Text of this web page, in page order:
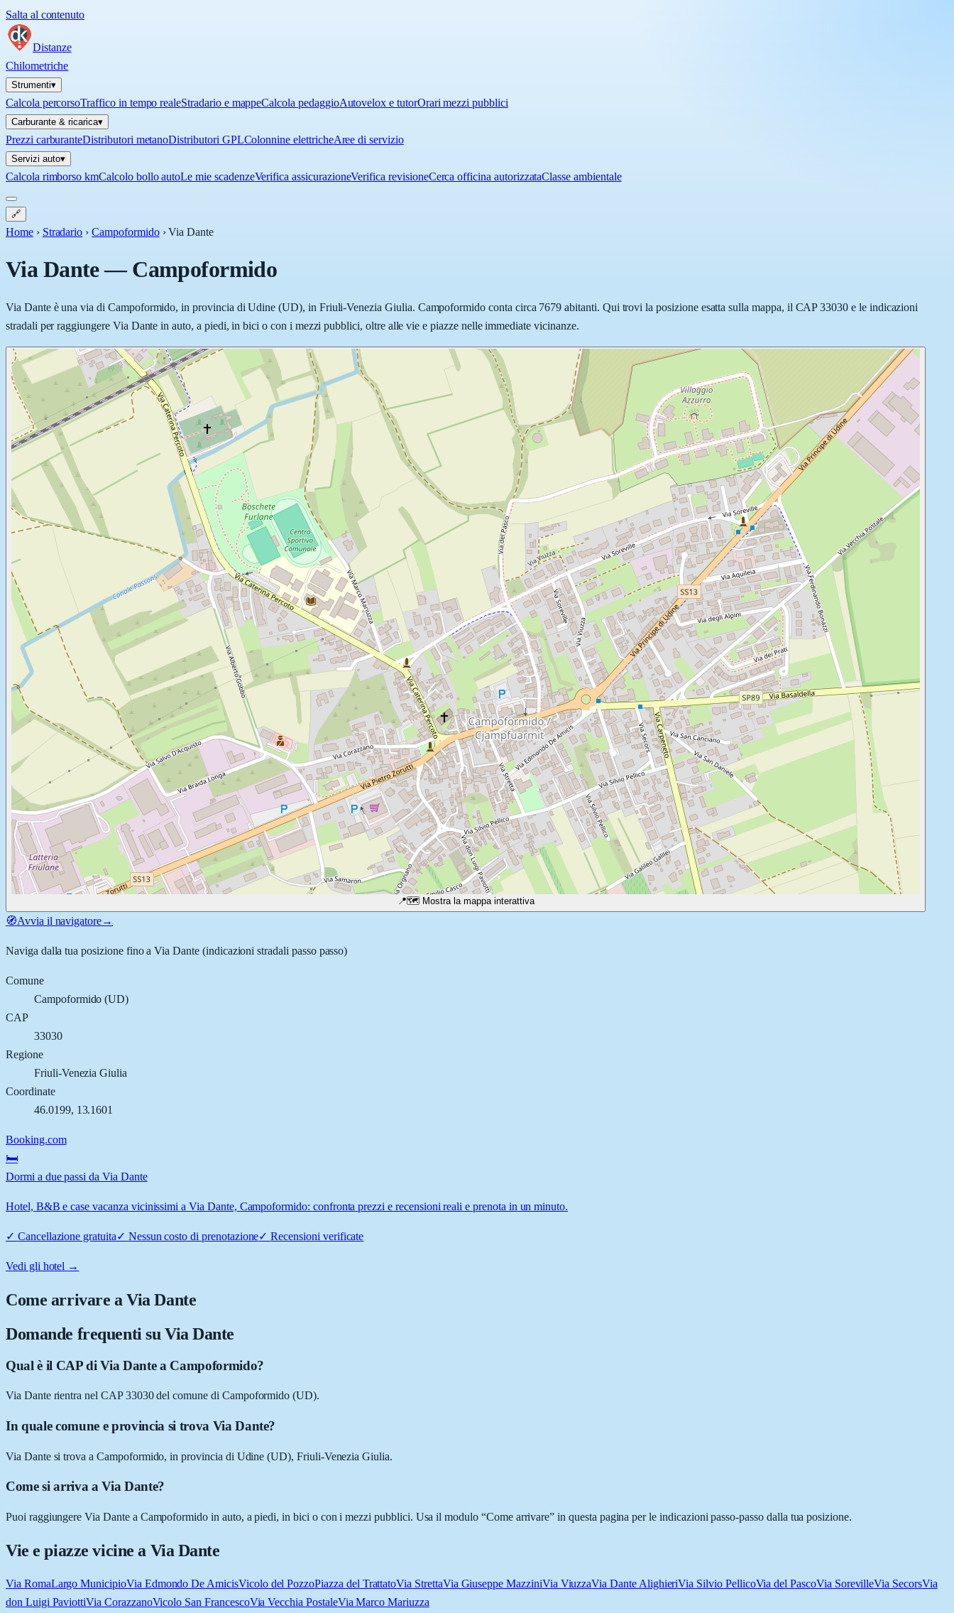
Salta al contenuto
Distanze
Chilometriche
Strumenti▾
Calcola percorsoTraffico in tempo realeStradario e mappeCalcola pedaggioAutovelox e tutorOrari mezzi pubblici
Carburante & ricarica▾
Prezzi carburanteDistributori metanoDistributori GPLColonnine elettricheAree di servizio
Servizi auto▾
Calcola rimborso kmCalcolo bollo autoLe mie scadenzeVerifica assicurazioneVerifica revisioneCerca officina autorizzataClasse ambientale
🔗
Home › Stradario › Campoformido ›Via Dante
Via Dante—Campoformido
Via Dante è una via di Campoformido, in provincia di Udine (UD), in Friuli-Venezia Giulia. Campoformido conta circa 7679 abitanti. Qui trovi la posizione esatta sulla mappa, il CAP 33030 e le indicazioni
stradali per raggiungere Via Dante in auto, a piedi, in bici o con i mezzi pubblici, oltre alle vie e piazze nelle immediate vicinanze.
📍🗺️ Mostra la mappa interattiva
🧭Avvia il navigatore→
Naviga dalla tua posizione fino aVia Dante(indicazioni stradali passo passo)
Comune
Campoformido (UD)
CAP
33030
Regione
Friuli-Venezia Giulia
Coordinate
46.0199, 13.1601
Booking.com
🛏️
Dormi a due passi da Via Dante
Hotel, B&B e case vacanza vicinissimi a Via Dante, Campoformido: confronta prezzi e recensioni reali e prenota in un minuto.
✓ Cancellazione gratuita✓ Nessun costo di prenotazione✓Recensioni verificate
Vedi gli hotel →
Come arrivare aVia Dante
Domande frequenti su Via Dante
Qual è il CAP di Via Dante a Campoformido?
Via Dante rientra nel CAP 33030 del comune di Campoformido (UD).
In quale comune e provincia si trova Via Dante?
Via Dante si trova a Campoformido, in provincia di Udine (UD), Friuli-Venezia Giulia.
Come si arriva a Via Dante?
Puoi raggiungere Via Dante a Campoformido in auto, a piedi, in bici o con i mezzi pubblici. Usa il modulo “Come arrivare” in questa pagina per le indicazioni passo-passo dalla tua posizione.
Vie e piazze vicine a Via Dante
Via RomaLargo MunicipioVia Edmondo De AmicisVicolo del PozzoPiazza del TrattatoVia StrettaVia Giuseppe MazziniVia ViuzzaVia Dante AlighieriVia Silvio PellicoVia del PascoVia SorevilleVia SecorsVia
don Luigi PaviottiVia CorazzanoVicolo San FrancescoVia Vecchia PostaleVia Marco Mariuzza